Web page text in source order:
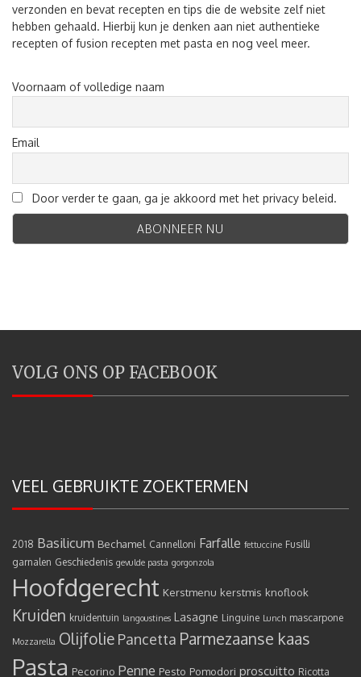
verzonden en bevat recepten en tips die de website zelf niet
hebben gehaald. Hierbij kun je denken aan niet authentieke
recepten of fusion recepten met pasta en nog veel meer.
Voornaam of volledige naam
Email
Door verder te gaan, ga je akkoord met het privacy beleid.
VOLG ONS OP FACEBOOK
VEEL GEBRUIKTE ZOEKTERMEN
2018 Basilicum Bechamel Cannelloni Farfalle fettuccine Fusilli
garnalen Geschiedenis gevulde pasta gorgonzola
Hoofdgerecht Kerstmenu kerstmis knoflook
Kruiden kruidentuin langoustines Lasagne Linguine Lunch mascarpone
Mozzarella Olijfolie Pancetta Parmezaanse kaas
Pasta Pecorino Penne Pesto Pomodori proscuitto Ricotta